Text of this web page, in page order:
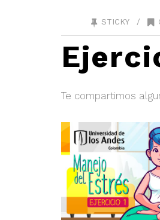
STICKY /
Te compartimos